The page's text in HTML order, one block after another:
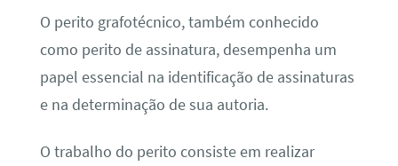
O perito grafotécnico, também conhecido
como perito de assinatura, desempenha um
papel essencial na identificação de assinaturas
e na determinação de sua autoria.
O trabalho do perito consiste em realizar